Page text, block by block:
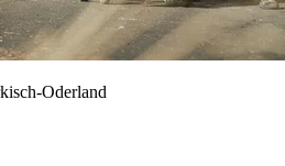
Oderland